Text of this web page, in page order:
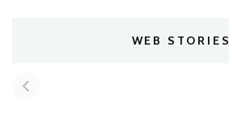
WEB STORIES